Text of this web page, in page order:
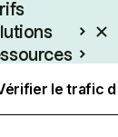
le trafic